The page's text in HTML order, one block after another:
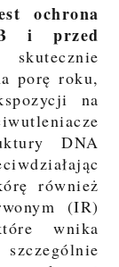
ochrona
i przed
porę roku,
na
DNA
również
(IR)
wnika